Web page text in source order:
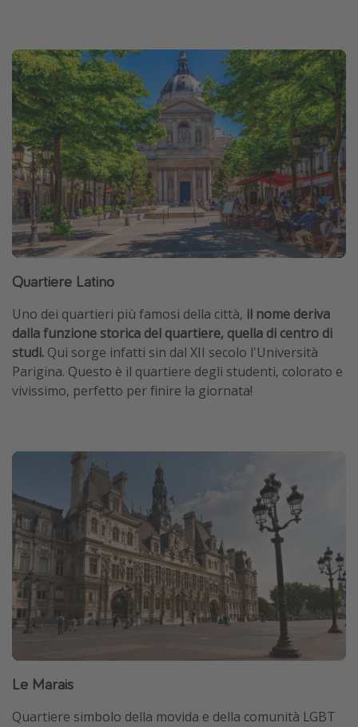
Quartiere Latino
Uno dei quartieri più famosi della città, il nome deriva
dalla funzione storica del quartiere, quella di centro di
studi. Qui sorge infatti sin dal XII secolo l'Università
Parigina. Questo è il quartiere degli studenti, colorato e
vivissimo, perfetto per finire la giornata!
Le Marais
Quartiere simbolo della movida e della comunità LGBT